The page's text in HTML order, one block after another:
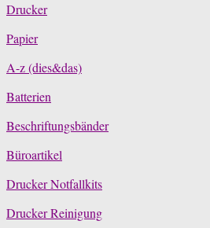
Drucker
Papier
A-z (dies&das)
Batterien
Beschriftungsbänder
Büroartikel
Drucker Notfallkits
Drucker Reinigung